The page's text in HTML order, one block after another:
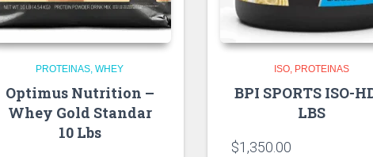
PROTEINAS WHEY
Optimus Nutrition –
Whey Gold Standar
10 Lbs
ISO PROTEINAS
BPI SPORTS ISO-
LBS
$1,350.00